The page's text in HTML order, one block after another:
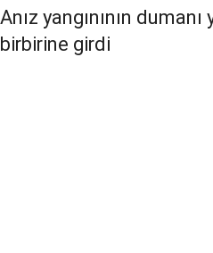
Anız yangınının
birbirine girdi